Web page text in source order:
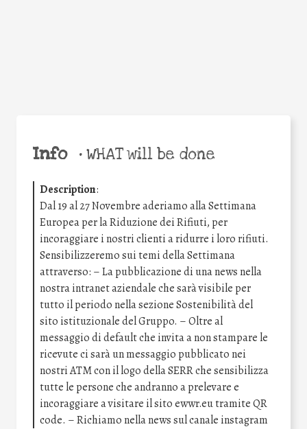
Info •WHAT will be done
Description:
Dal 19 al 27 Novembre aderiamo alla Settimana
Europea per la Riduzione dei Rifiuti, per
incoraggiare i nostri clienti a ridurre i loro rifiuti.
Sensibilizzeremo sui temi della Settimana
attraverso: – La pubblicazione di una news nella
nostra intranet aziendale che sarà visibile per
tutto il periodo nella sezione Sostenibilità del
sito istituzionale del Gruppo. – Oltre al
messaggio di default che invita a non stampare le
ricevute ci sarà un messaggio pubblicato nei
nostri ATM con il logo della SERR che sensibilizza
tutte le persone che andranno a prelevare e
incoraggiare a visitare il sito ewwr.eu tramite QR
code. – Richiamo nella news sul canale instagram